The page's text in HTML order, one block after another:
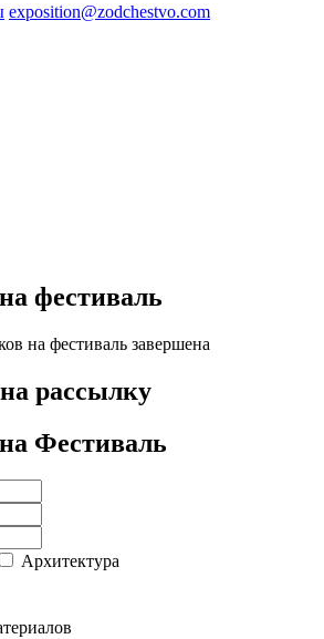
exposition@zodchestvo.com
фестиваль
на фестиваль завершена
рассылку
Фестиваль
Архитектура